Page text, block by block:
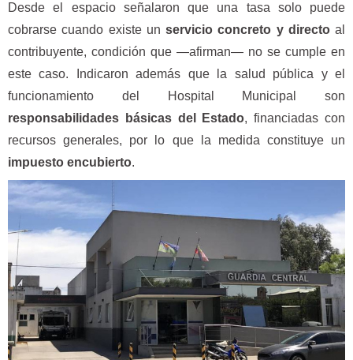
Desde el espacio señalaron que una tasa solo puede
cobrarse cuando existe un servicio concreto y directoal
contribuyente, condición que —afirman— no se cumple en
este caso. Indicaron además que la salud pública y el
funcionamiento del Hospital Municipal son
responsabilidades básicas del Estado, financiadas con
recursos generales, por lo que la medida constituye un
impuesto encubierto.